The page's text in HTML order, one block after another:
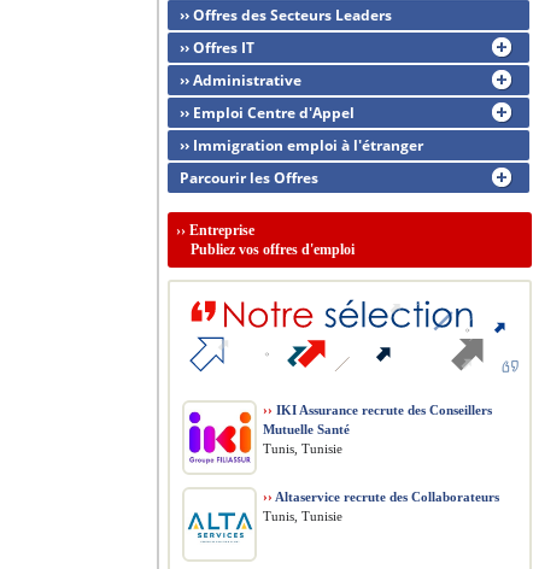
›› Offres des Secteurs Leaders
›› Offres IT
›› Administrative
›› Emploi Centre d'Appel
›› Immigration emploi à l'étranger
Parcourir les Offres
›› Entreprise
Publiez vos offres d'emploi
›› IKI Assurance recrute des Conseillers
Mutuelle Santé
Tunis, Tunisie
›› Altaservice recrute des Collaborateurs
Tunis, Tunisie